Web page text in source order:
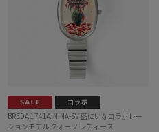
BREDA 1741AININA-SV 藍にいなコラボレー
ションモデル クォーツ レディース